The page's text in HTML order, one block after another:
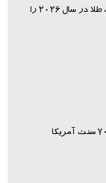
بانک آمریکا پیش‌بینی میانگین قیمت طلا در سال ۲۰۲۶ را